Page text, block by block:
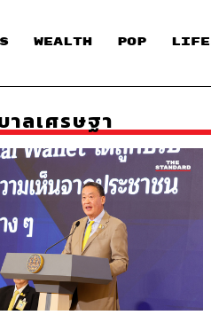
WEALTH POP LIFE
าลเศรษฐา